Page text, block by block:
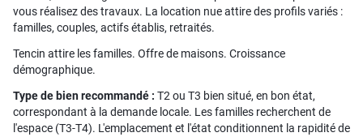
vous réalisez des travaux. La location nue attire des profils variés :
familles, couples, actifs établis, retraités.
Tencin attire les familles. Offre de maisons. Croissance
démographique.
Type de bien recommandé : T2 ou T3 bien situé, en bon état,
correspondant à la demande locale. Les familles recherchent de
l'espace (T3-T4). L'emplacement et l'état conditionnent la rapidité de